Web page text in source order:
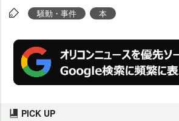
騒動・事件 本
PICK UP